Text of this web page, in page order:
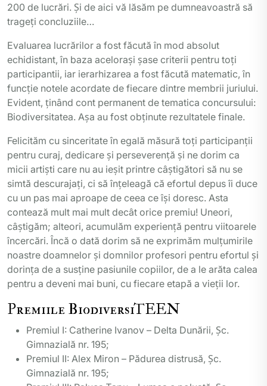
200 de lucrări. Și de aici vă lăsăm pe dumneavoastră să
trageți concluziile…
Evaluarea lucrărilor a fost făcută în mod absolut
echidistant, în baza acelorași șase criterii pentru toți
participantii, iar ierarhizarea a fost făcută matematic, în
funcție notele acordate de fiecare dintre membrii juriului.
Evident, ținând cont permanent de tematica concursului:
Biodiversitatea. Așa au fost obținute rezultatele finale.
Felicităm cu sinceritate în egală măsură toți participanții
pentru curaj, dedicare și perseverență și ne dorim ca
micii artiști care nu au ieșit printre câștigători să nu se
simtă descurajați, ci să înțeleagă că efortul depus îi duce
cu un pas mai aproape de ceea ce își doresc. Asta
contează mult mai mult decât orice premiu! Uneori,
câștigăm; alteori, acumulăm experiență pentru viitoarele
încercări. Încă o dată dorim să ne exprimăm mulțumirile
noastre doamnelor și domnilor profesori pentru efortul și
dorința de a susține pasiunile copiilor, de a le arăta calea
pentru a deveni mai buni, cu fiecare etapă a vieții lor.
Premiile BiodiversiTEEN
Premiul I: Catherine Ivanov – Delta Dunării, Șc.
Gimnazială nr. 195;
Premiul II: Alex Miron – Pădurea distrusă, Șc.
Gimnazială nr. 195;